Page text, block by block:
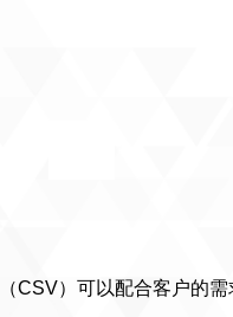
CSV）可以配合客户的